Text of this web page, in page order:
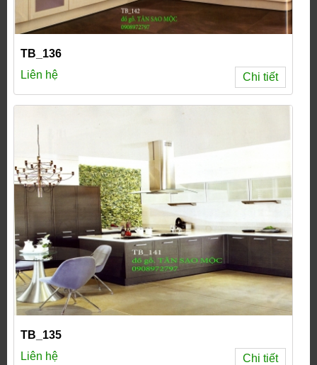
TB_136
Liên hệ
Chi tiết
TB_135
Liên hệ
Chi tiết